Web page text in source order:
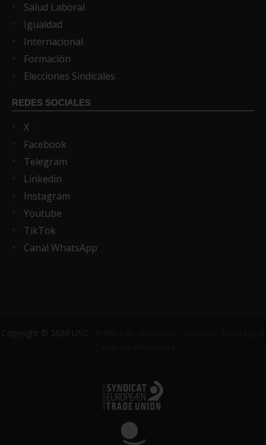
Salud Laboral
Igualdad
Internacional
Formación
Elecciones Sindicales
REDES SOCIALES
X
Facebook
Telegram
Linkedin
Instagram
Youtube
TikTok
Canal WhatsApp
Copyright © 2026 USO ·